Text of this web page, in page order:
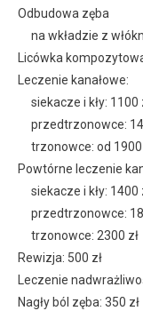
Odbudowa zęba
na wkładzie z
Licówka
Leczenie kanałowe:
siekacze i kły: 1100
przedtrzonowce:
trzonowce: od 1900
Powtórne leczenie
siekacze i kły: 1400
przedtrzonowce:
trzonowce: 2300 zł
Rewizja: 500 zł
Leczenie
Nagły ból zęba: 350 zł